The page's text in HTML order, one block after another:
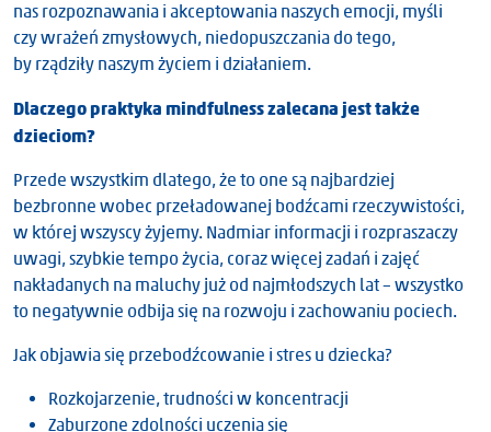
nas rozpoznawania i akceptowania naszych emocji, myśli
czy wrażeń zmysłowych, niedopuszczania do tego,
by rządziły naszym życiem i działaniem.
Dlaczego praktyka mindfulness zalecana jest także
dzieciom?
Przede wszystkim dlatego, że to one są najbardziej
bezbronne wobec przeładowanej bodźcami rzeczywistości,
w której wszyscy żyjemy. Nadmiar informacji i rozpraszaczy
uwagi, szybkie tempo życia, coraz więcej zadań i zajęć
nakładanych na maluchy już od najmłodszych lat – wszystko
to negatywnie odbija się na rozwoju i zachowaniu pociech.
Jak objawia się przebodźcowanie i stres u dziecka?
Rozkojarzenie, trudności w koncentracji
Zaburzone zdolności uczenia się